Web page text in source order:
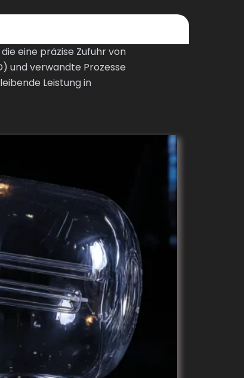
eine präzise Zufuhr von
und verwandte Prozesse
Leistung in